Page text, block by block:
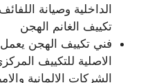
الداخلية وصيانة
تكييف الغانم الهجن
فني تكييف الهجن
الاصلية للتكييف
الشركات الالمانية